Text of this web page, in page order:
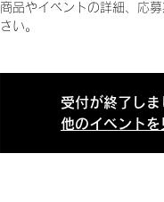
商品やイベントの詳細、応
さい。
受付が終了しま
他のイベントを